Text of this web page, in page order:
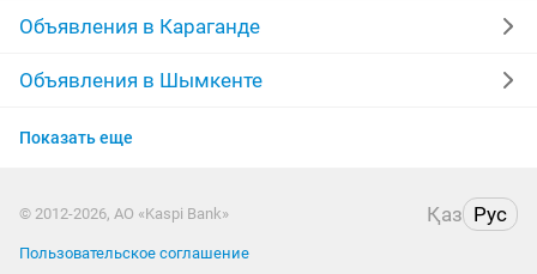
Объявления в Караганде
Объявления в Шымкенте
Объявления в Усть-Каменогорске
Объявления в Павлодаре
Показать еще
© 2012-2026, АО «Kaspi Bank» Қаз Рус
Пользовательское соглашение